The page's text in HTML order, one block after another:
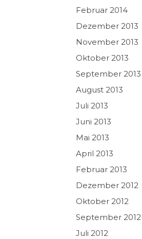
Februar 2014
Dezember 2013
November 2013
Oktober 2013
September 2013
August 2013
Juli 2013
Juni 2013
Mai 2013
April 2013
Februar 2013
Dezember 2012
Oktober 2012
September 2012
Juli 2012